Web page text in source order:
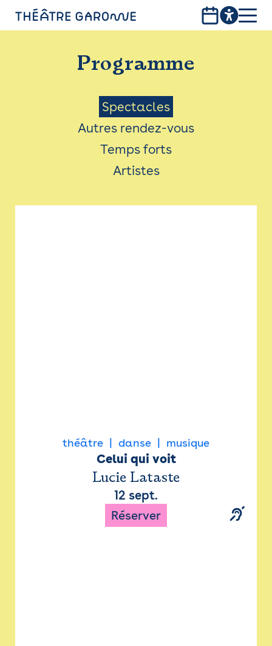
PROGRAMME
INFOS PRATIQUES
AVEC LES PUBLICS
ACCESSIBILITÉ
LES PRODUCTIONS
Programme
Menu
Saison
Spectacles
Autres rendez-vous
Temps forts
Artistes
théâtre danse musique
Celui qui voit
Lucie Lataste
12 sept.
Réserver